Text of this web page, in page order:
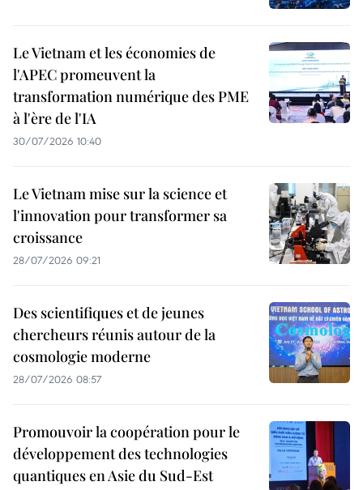
Le Vietnam et les économies de
l'APEC promeuvent la
transformation numérique des PME
à l'ère de l'IA
30/07/2026 10:40
Le Vietnam mise sur la science et
l'innovation pour transformer sa
croissance
28/07/2026 09:21
Des scientifiques et de jeunes
chercheurs réunis autour de la
cosmologie moderne
28/07/2026 08:57
Promouvoir la coopération pour le
développement des technologies
quantiques en Asie du Sud-Est